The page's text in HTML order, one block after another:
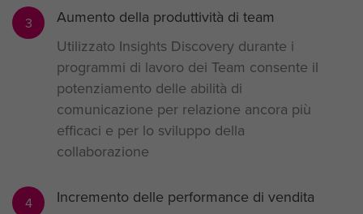
3
Aumento della produttività di team
Utilizzato Insights Discovery durante i
programmi di lavoro dei Team consente il
potenziamento delle abilità di
comunicazione per relazione ancora più
efficaci e per lo sviluppo della
collaborazione
4
Incremento delle performance di vendita